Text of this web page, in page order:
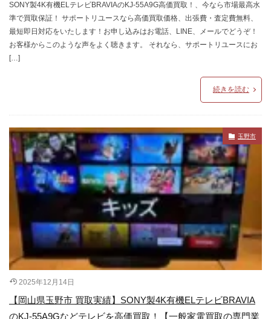
SONY製4K有機ELテレビBRAVIAのKJ-55A9G高価買取！、今なら市場最高水
準で買取保証！ サポートリユースなら高価買取価格、出張費・査定費無料、
最短即日対応をいたします！お申し込みはお電話、LINE、メールでどうぞ！
お客様からこのような声をよく聴きます。 それなら、サポートリユースにお
[…]
続きを読む
玉野市
2025年12月14日
【岡山県玉野市 買取実績】SONY製4K有機ELテレビBRAVIA
のKJ-55A9Gなどテレビを高価買取！【一般家電買取の専門業